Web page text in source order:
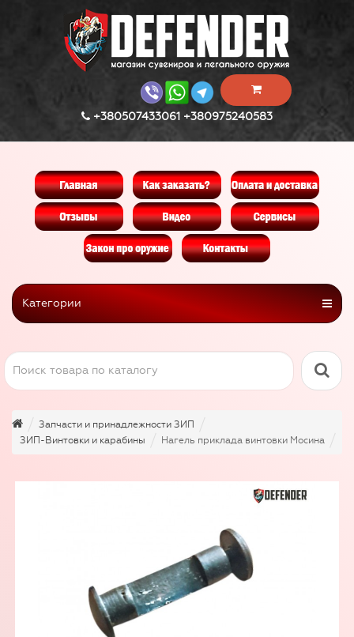
+380507433061 +380975240583
Категории
Запчасти и принадлежности ЗИП
ЗИП-Винтовки и карабины
Нагель приклада винтовки Мосина